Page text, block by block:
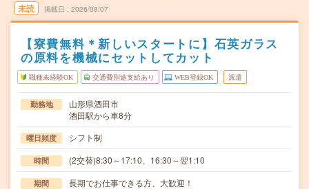
未読 掲載日 2026/08/07
【寮費無料＊新しいスタートに】石英ガラス
の原料を機械にセットしてカット
職種未経験OK 交通費別途支給あり WEB登録OK 派遣
勤務地
山形県酒田市
酒田駅から車8分
曜日頻度 シフト制
時間 (2交替)8:30～17:10、16:30～翌1:10
期間 長期でお仕事できる方、大歓迎！